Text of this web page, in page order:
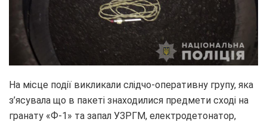
На місце події викликали слідчо-оперативну групу, яка
з’ясувала що в пакеті знаходилися предмети сході на
гранату «Ф-1» та запал УЗРГМ, електродетонатор,